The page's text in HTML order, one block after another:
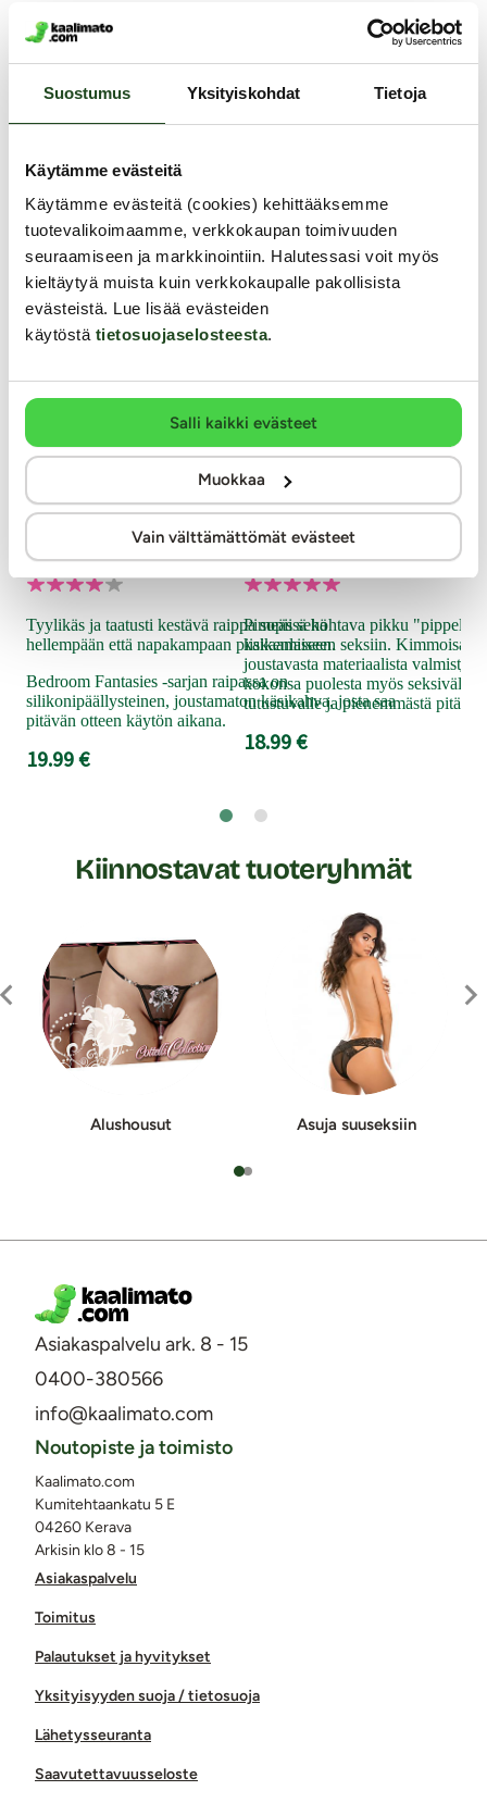
Suostumus Yksityiskohdat Tietoja
Käytämme evästeitä
Käytämme evästeitä (cookies) kehittääksemme
tuotevalikoimaamme, verkkokaupan toimivuuden
seuraamiseen ja markkinointiin. Halutessasi voit myös
kieltäytyä muista kuin verkkokaupalle pakollisista
evästeistä. Lue lisää evästeiden
käytöstä tietosuojaselosteesta.
Salli kaikki evästeet
Muokkaa
Vain välttämättömät evästeet
Muut asiakkaat ostivat
Bedroom Fantasies
Tyylikäs ja taatusti kestävä raippa sopii sekä
hellempään että napakampaan piiskaamiseen.
Bedroom Fantasies -sarjan raipassa on
silikonipäällysteinen, joustamaton käsikahva, josta saa
pitävän otteen käytön aikana.
19.99 €
Glow In the Dark - Dildo
Pimeässä hohtava pikku "pippeli"
kaikenlaiseen seksiin.
joustavasta materiaalista
kokonsa puolesta myös
tutustuvalle ja pienemmästä
18.99 €
Kiinnostavat tuoteryhmät
Alushousut Asuja suuseksiin
Asiakaspalvelu ark. 8 - 15
0400-380566
info@kaalimato.com
Asiakaspalvelu
Toimitus
Palautukset ja hyvitykset
Yksityisyyden suoja / tietosuoja
Lähetysseuranta
Saavutettavuusseloste
Noutopiste ja toimisto
Kaalimato.com
Kumitehtaankatu 5 E
04260 Kerava
Arkisin klo 8 - 15